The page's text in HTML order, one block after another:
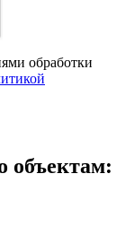
обработки
объектам: